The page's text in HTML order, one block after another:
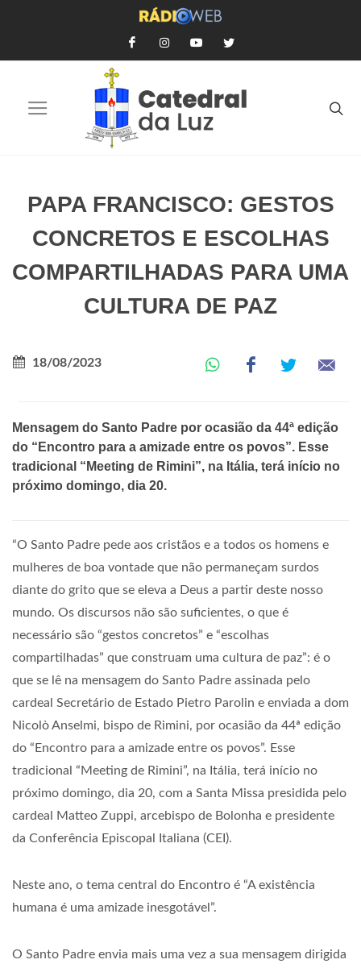
PAPA FRANCISCO: GESTOS
CONCRETOS E ESCOLHAS
COMPARTILHADAS PARA UMA
CULTURA DE PAZ
18/08/2023
Mensagem do Santo Padre por ocasião da 44ª edição
do “Encontro para a amizade entre os povos”. Esse
tradicional “Meeting de Rimini”, na Itália, terá início no
próximo domingo, dia 20.
“O Santo Padre pede aos cristãos e a todos os homens e
mulheres de boa vontade que não permaneçam surdos
diante do grito que se eleva a Deus a partir deste nosso
mundo. Os discursos não são suficientes, o que é
necessário são “gestos concretos” e “escolhas
compartilhadas” que construam uma cultura de paz”: é o
que se lê na mensagem do Santo Padre assinada pelo
cardeal Secretário de Estado Pietro Parolin e enviada a dom
Nicolò Anselmi, bispo de Rimini, por ocasião da 44ª edição
do “Encontro para a amizade entre os povos”. Esse
tradicional “Meeting de Rimini”, na Itália, terá início no
próximo domingo, dia 20, com a Santa Missa presidida pelo
cardeal Matteo Zuppi, arcebispo de Bolonha e presidente
da Conferência Episcopal Italiana (CEI).
Neste ano, o tema central do Encontro é “A existência
humana é uma amizade inesgotável”.
O Santo Padre envia mais uma vez a sua mensagem dirigida